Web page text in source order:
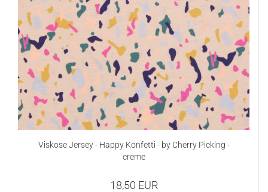
Viskose Jersey - Happy Konfetti - by Cherry Picking -
creme
18,50 EUR